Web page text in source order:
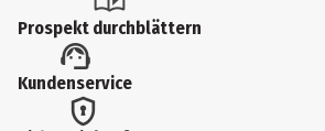
Prospekt durchblättern
Kundenservice